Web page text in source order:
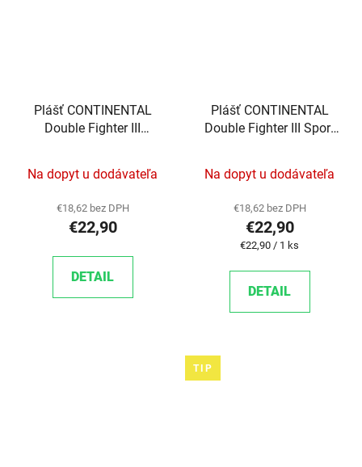
Plášť CONTINENTAL
Double Fighter III
Na dopyt u dodávateľa
€18,62 bez DPH
€22,90
DETAIL
Plášť CONTINENTAL
Double Fighter III Sport
Na dopyt u dodávateľa
€18,62 bez DPH
€22,90
Jednotková cena:
€22,90 / 1 ks
DETAIL
TIP